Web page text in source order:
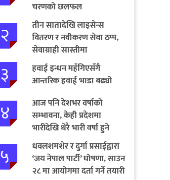
चरणको छलफल
२
तीन सातादेखि लाइसेन्स
वितरण र नवीकरण सेवा ठप्प,
सेवाग्राही सास्तीमा
३
हवाई इन्धन महँगिएसँगै
आन्तरिक हवाई भाडा बढ्यो
४
आज पनि देशभर वर्षाको
सम्भावना, केही प्रदेशमा
भारीदेखि धेरै भारी वर्षा हुने
चेतावनी
५
धवलशमशेर र दुर्गा प्रसाईंद्वारा
‘जय नेपाल पार्टी’ घोषणा, साउन
२८ मा आयोगमा दर्ता गर्ने तयारी